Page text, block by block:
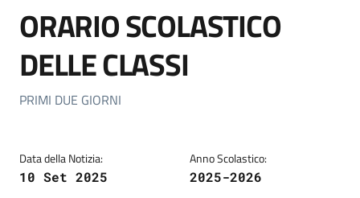
ORARIO SCOLASTICO
DELLE CLASSI
Dettagli della Notizia
PRIMI DUE GIORNI
Data della Notizia:
10 Set 2025
Anno Scolastico:
2025-2026